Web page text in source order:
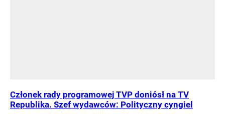
Członek rady programowej TVP doniósł na TV
Republika. Szef wydawców: Polityczny cyngiel